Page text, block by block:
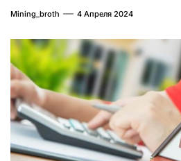
Mining_broth 4 Апреля 2024